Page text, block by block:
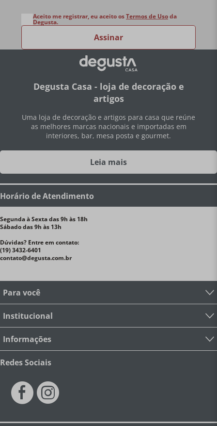
Assinar
Aceito me registrar, eu aceito osTermos de Usoda
Degusta.
Degusta Casa - loja de decoração e
artigos
Uma loja de decoração e artigos para casa que reúne
as melhores marcas nacionais e importadas em
interiores, bar, mesa posta e gourmet.
Leia mais
Horário de Atendimento
Segunda à Sexta das 9h às 18h
Sábado das 9h às 13h
Dúvidas? Entre em contato:
(19) 3432-6401
contato@degusta.com.br
Para você
Institucional
Informações
Redes Sociais